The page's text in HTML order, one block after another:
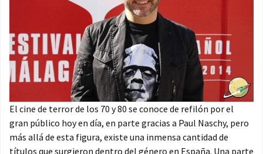
El cine de terror de los 70 y 80 se conoce de refilón por el
gran público hoy en día, en parte gracias a Paul Naschy, pero
más allá de esta figura, existe una inmensa cantidad de
títulos que surgieron dentro del género en España. Una parte